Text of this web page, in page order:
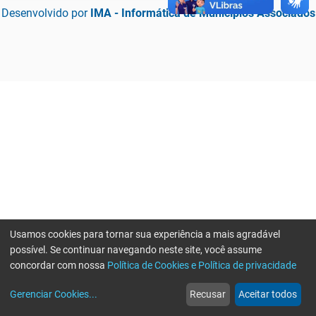
Desenvolvido por IMA - Informática de Municípios Associados
web
Notícias
more_horiz
Mais
Usamos cookies para tornar sua experiência a mais agradável
possível. Se continuar navegando neste site, você assume
concordar com nossa Política de Cookies e Política de privacidade
Gerenciar Cookies... Recusar Aceitar todos
Erro ao enviar informações, por favor tente novamente